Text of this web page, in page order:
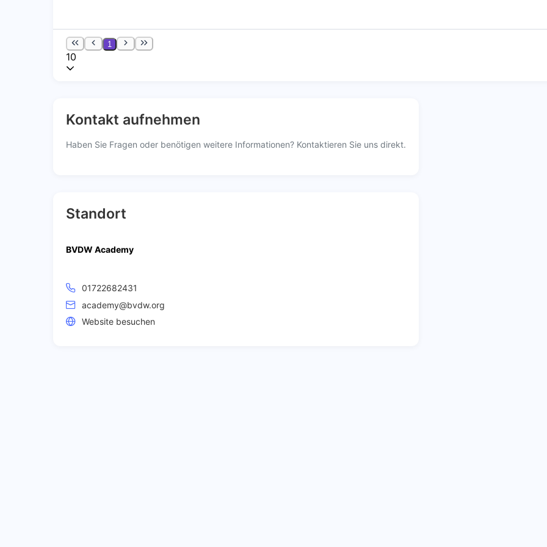
1
10
Kontakt aufnehmen
Haben Sie Fragen oder benötigen weitere Informationen? Kontaktieren Sie uns direkt.
Standort
BVDW Academy
01722682431
academy@bvdw.org
Website besuchen